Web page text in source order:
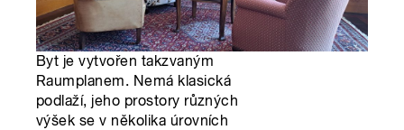
Byt je vytvořen takzvaným
Raumplanem. Nemá klasická
podlaží, jeho prostory různých
výšek se v několika úrovních